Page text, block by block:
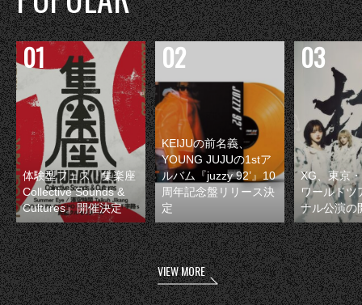
体験型フェス『集楽座
Collective Sounds &
Cultures』開催決定
KEIJUの前名義、
YOUNG JUJUの1stア
ルバム『juzzy 92’』10
周年記念盤リリース決
定
XG、東京
ワールドツ
ナル公演の
VIEW MORE